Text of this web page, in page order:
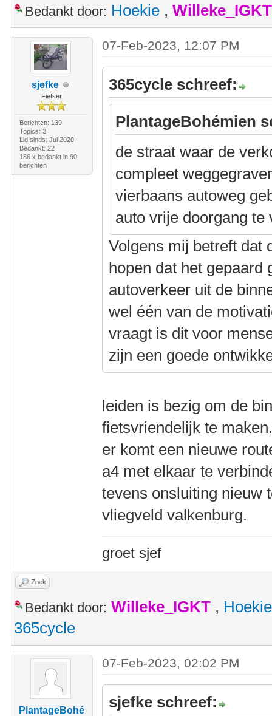
Bedankt door: Hoekie , Willeke_IGKT
sjefke
Fietser
Berichten: 139
Topics: 3
Lid sinds: Jul 2020
Bedankt: 22
186 x bedankt in 90
berichten
07-Feb-2023, 12:07 PM
365cycle schreef:
PlantageBohémien
de straat waar de
compleet
vierbaans autoweg
auto vrije doorgang te
Volgens mij betreft dat
hopen dat het gepaard
autoverkeer uit de
wel één van de
vraagt is dit voor
zijn een goede
leiden is bezig om de
fietsvriendelijk te
er komt een nieuwe
a4 met elkaar te
tevens onsluiting nieuw
vliegveld valkenburg.
groet sjef
Zoek
Bedankt door: Willeke_IGKT , Hoekie
365cycle
PlantageBohé
07-Feb-2023, 02:02 PM
sjefke schreef: